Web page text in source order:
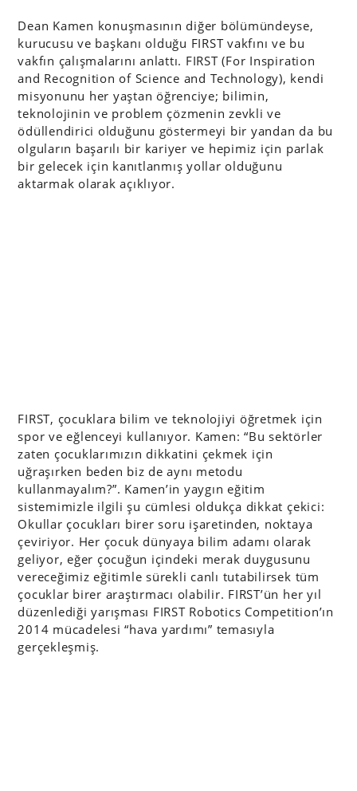
Dean Kamen konuşmasının diğer bölümündeyse,
kurucusu ve başkanı olduğu FIRST vakfını ve bu
vakfın çalışmalarını anlattı. FIRST (For Inspiration
and Recognition of Science and Technology), kendi
misyonunu her yaştan öğrenciye; bilimin,
teknolojinin ve problem çözmenin zevkli ve
ödüllendirici olduğunu göstermeyi bir yandan da bu
olguların başarılı bir kariyer ve hepimiz için parlak
bir gelecek için kanıtlanmış yollar olduğunu
aktarmak olarak açıklıyor.
FIRST, çocuklara bilim ve teknolojiyi öğretmek için
spor ve eğlenceyi kullanıyor. Kamen: “Bu sektörler
zaten çocuklarımızın dikkatini çekmek için
uğraşırken beden biz de aynı metodu
kullanmayalım?”. Kamen’in yaygın eğitim
sistemimizle ilgili şu cümlesi oldukça dikkat çekici:
Okullar çocukları birer soru işaretinden, noktaya
çeviriyor. Her çocuk dünyaya bilim adamı olarak
geliyor, eğer çocuğun içindeki merak duygusunu
vereceğimiz eğitimle sürekli canlı tutabilirsek tüm
çocuklar birer araştırmacı olabilir. FIRST’ün her yıl
düzenlediği yarışması FIRST Robotics Competition’ın
2014 mücadelesi “hava yardımı” temasıyla
gerçekleşmiş.